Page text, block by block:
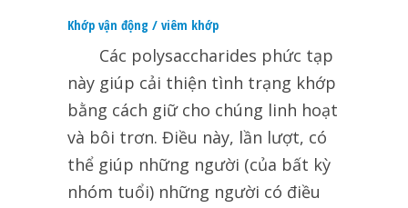
Khớp vận động / viêm khớp
Các polysaccharides phức tạp
này giúp cải thiện tình trạng khớp
bằng cách giữ cho chúng linh hoạt
và bôi trơn. Điều này, lần lượt, có
thể giúp những người (của bất kỳ
nhóm tuổi) những người có điều